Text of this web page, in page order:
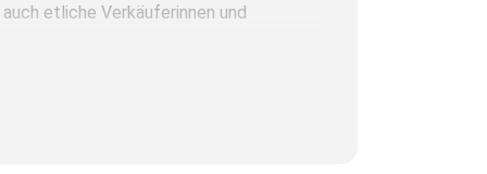
etliche Verkäuferinnen und